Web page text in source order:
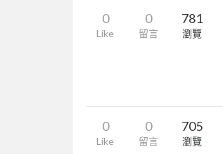
0
Like
0
留言
781
瀏覽
0
Like
0
留言
705
瀏覽